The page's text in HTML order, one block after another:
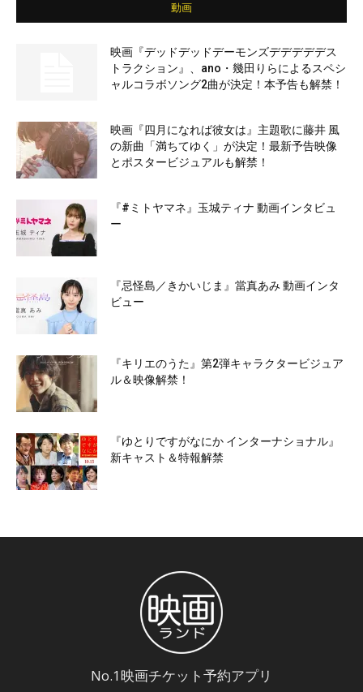
動画
映画『デッドデッドデーモンズデデデデデス
トラクション』、ano・幾田りらによるスペシ
ャルコラボソング2曲が決定！本予告も解禁！
映画『四月になれば彼女は』主題歌に藤井 風
の新曲「満ちてゆく」が決定！最新予告映像
とポスタービジュアルも解禁！
『#ミトヤマネ』玉城ティナ 動画インタビュ
ー
『忌怪島／きかいじま』當真あみ 動画インタ
ビュー
『キリエのうた』第2弾キャラクタービジュア
ル＆映像解禁！
『ゆとりですがなにか インターナショナル』
新キャスト＆特報解禁
No.1映画チケット予約アプリ